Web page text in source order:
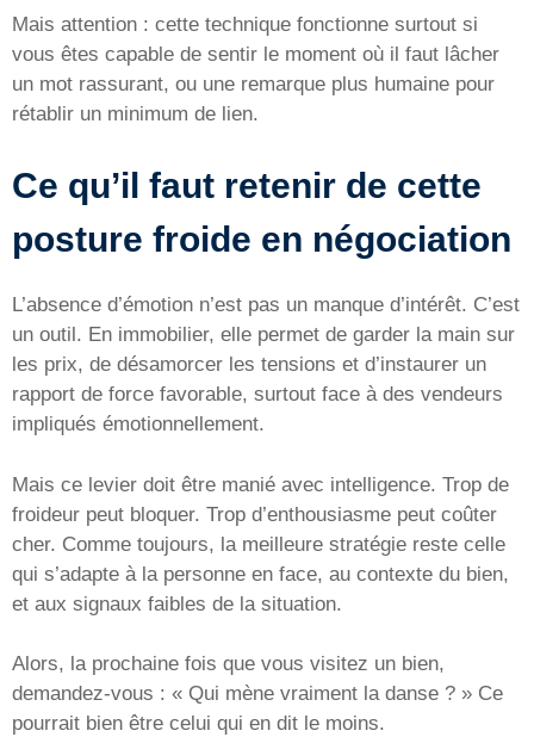
Mais attention : cette technique fonctionne surtout si
vous êtes capable de sentir le moment où il faut lâcher
un mot rassurant, ou une remarque plus humaine pour
rétablir un minimum de lien.
Ce qu’il faut retenir de cette
posture froide en négociation
L’absence d’émotion n’est pas un manque d’intérêt. C’est
un outil. En immobilier, elle permet de garder la main sur
les prix, de désamorcer les tensions et d’instaurer un
rapport de force favorable, surtout face à des vendeurs
impliqués émotionnellement.
Mais ce levier doit être manié avec intelligence. Trop de
froideur peut bloquer. Trop d’enthousiasme peut coûter
cher. Comme toujours, la meilleure stratégie reste celle
qui s’adapte à la personne en face, au contexte du bien,
et aux signaux faibles de la situation.
Alors, la prochaine fois que vous visitez un bien,
demandez-vous : « Qui mène vraiment la danse ? » Ce
pourrait bien être celui qui en dit le moins.